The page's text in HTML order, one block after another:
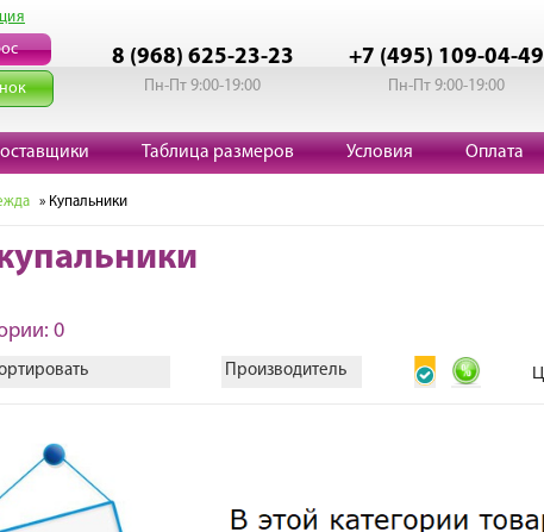
8 (968) 625-23-23
Пн-Пт 9:00-19:00
+7 (495) 109-04-49
Пн-Пт 9:00-19:00
Таблица размеров Условия Оплата
» Купальники
0
Производитель